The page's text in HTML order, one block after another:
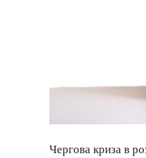
Чергова криза в